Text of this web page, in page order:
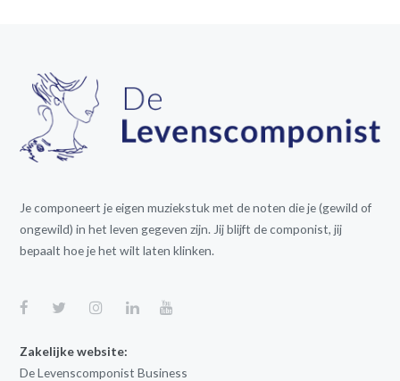
Je componeert je eigen muziekstuk met de noten die je (gewild of
ongewild) in het leven gegeven zijn. Jij blijft de componist, jij
bepaalt hoe je het wilt laten klinken.
Zakelijke website:
De Levenscomponist Business